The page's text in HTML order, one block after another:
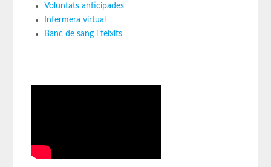
Voluntats anticipades
Infermera virtual
Banc de sang i teixits